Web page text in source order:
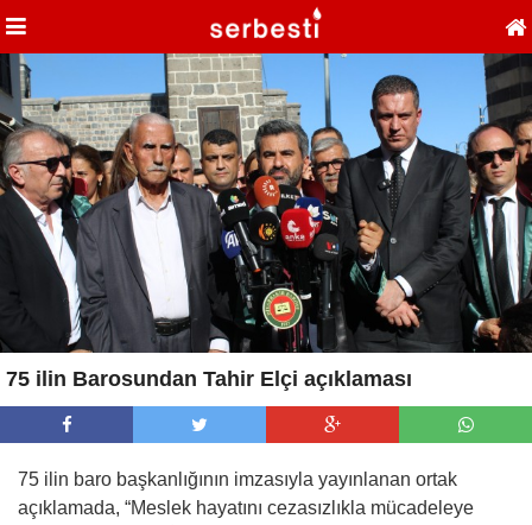
75 ilin Barosundan Tahir Elçi açıklaması
75 ilin baro başkanlığının imzasıyla yayınlanan ortak
açıklamada, “Meslek hayatını cezasızlıkla mücadeleye